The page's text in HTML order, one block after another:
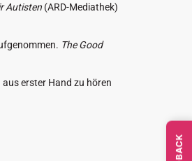
Autisten (ARD-Mediathek)
The Good
erster Hand zu hören